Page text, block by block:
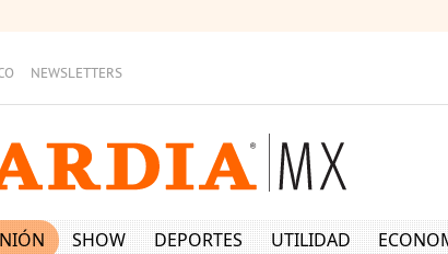
NEWSLETTERS
SHOW DEPORTES UTILIDAD